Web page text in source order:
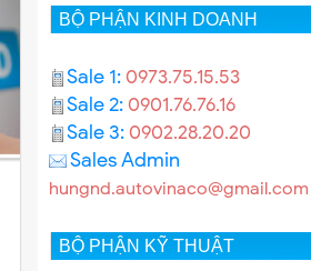
BỘ PHẬN KINH DOANH
Sale 1: 0973.75.15.53
Sale 2: 0901.76.76.16
Sale 3: 0902.28.20.20
Sales Admin
hungnd.autovinaco@gmail.com
BỘ PHẬN KỸ THUẬT